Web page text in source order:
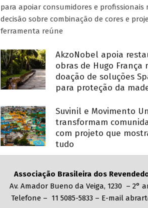
para apoiar consumidores e profissionais
decisão sobre combinação de cores e
ferramenta reúne
AkzoNobel apoia
obras de Hugo França
doação de soluções
para proteção da
Suvinil e Movimento
transformam
com projeto que
tudo
Associação Brasileira dos
Av. Amador Bueno da Veiga, 1230 – 2°
Telefone – 11 5085-5833 – E-mail